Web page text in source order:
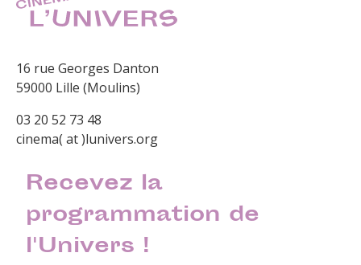
16 rue Georges Danton
59000 Lille (Moulins)
03 20 52 73 48
cinema( at )lunivers.org
Recevez la
programmation de
l'Univers !